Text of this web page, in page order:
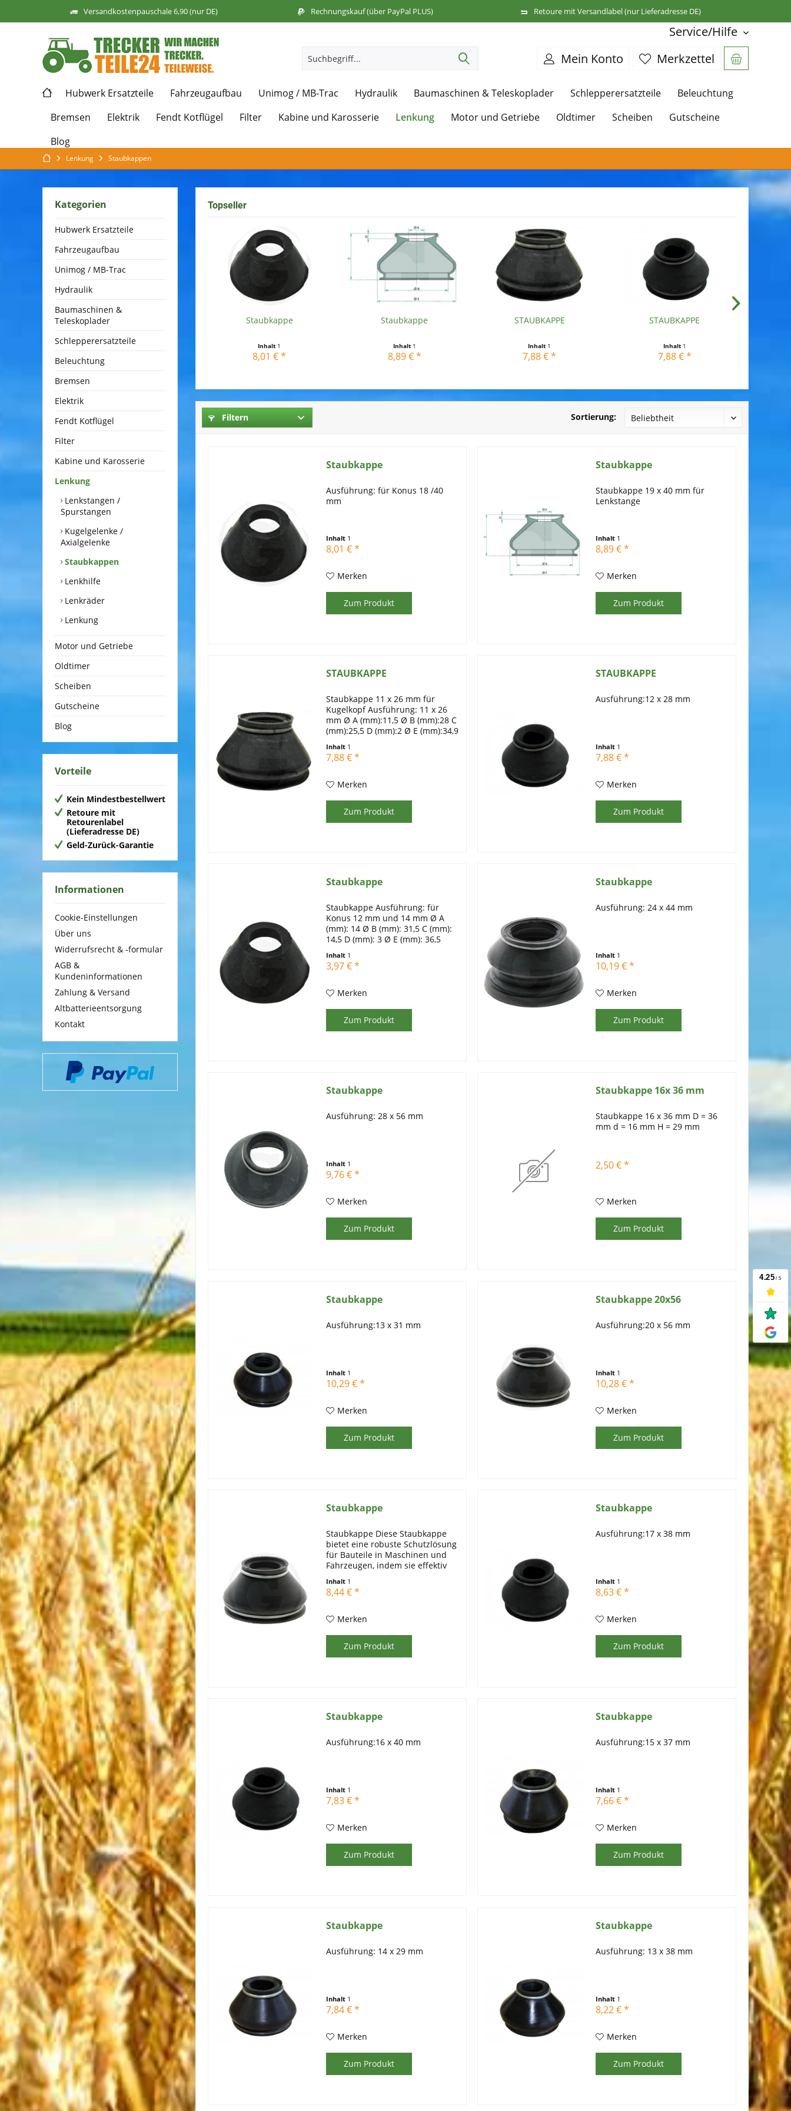
Versandkostenpauschale 6,90 (nur DE) Rechnungskauf (über PayPal PLUS) Retoure mit Versandlabel (nur Lieferadresse DE)
Service/Hilfe
Merkzettel
Mein Konto
Hubwerk Ersatzteile Fahrzeugaufbau Unimog / MB-Trac Hydraulik Baumaschinen & Teleskoplader Schlepperersatzteile
Beleuchtung
Bremsen
Elektrik Fendt Kotflügel Filter Kabine und Karosserie Lenkung Motor und Getriebe Oldtimer Scheiben
Gutscheine
Blog
Lenkung Staubkappen
Kategorien
Hubwerk Ersatzteile
Fahrzeugaufbau
Unimog / MB-Trac
Hydraulik
Baumaschinen &
Teleskoplader
Schlepperersatzteile
Beleuchtung
Bremsen
Elektrik
Fendt Kotflügel
Filter
Kabine und Karosserie
Lenkung
Lenkstangen /
Spurstangen
Kugelgelenke /
Axialgelenke
Staubkappen
Lenkhilfe
Lenkräder
Lenkung
Motor und Getriebe
Oldtimer
Scheiben
Gutscheine
Blog
Vorteile
Kein Mindestbestellwert
Retoure mit
Retourenlabel
(Lieferadresse DE)
Geld-Zurück-Garantie
Informationen
Cookie-Einstellungen
Über uns
Widerrufsrecht & -formular
AGB &
Kundeninformationen
Zahlung & Versand
Altbatterieentsorgung
Kontakt
Topseller
Staubkappe
Inhalt 1
8,01 € *
Staubkappe
Inhalt 1
8,89 € *
STAUBKAPPE
Inhalt 1
7,88 € *
STAUBKAPPE
Inhalt 1
7,88 € *
Filtern Sortierung:
Staubkappe
Ausführung: für Konus 18 /40
mm
Inhalt 1
8,01 € *
Merken
Zum Produkt
Staubkappe
Staubkappe 19 x 40 mm für
Lenkstange
Inhalt 1
8,89 € *
Merken
Zum Produkt
STAUBKAPPE
Staubkappe 11 x 26 mm für
Kugelkopf Ausführung: 11 x 26
mm Ø A (mm):11,5 Ø B (mm):28 C
(mm):25,5 D (mm):2 Ø E (mm):34,9
Inhalt 1
7,88 € *
Merken
Zum Produkt
STAUBKAPPE
Ausführung:12 x 28 mm
Inhalt 1
7,88 € *
Merken
Zum Produkt
Staubkappe
Staubkappe Ausführung: für
Konus 12 mm und 14 mm Ø A
(mm): 14 Ø B (mm): 31,5 C (mm):
14,5 D (mm): 3 Ø E (mm): 36,5
12 und 14 Beschreibung: für
Konus-Ø 12 mm und 14 mm
Inhalt 1
3,97 € *
Merken
Zum Produkt
Staubkappe
Ausführung: 24 x 44 mm
Inhalt 1
10,19 € *
Merken
Zum Produkt
Staubkappe
Ausführung: 28 x 56 mm
Inhalt 1
9,76 € *
Merken
Zum Produkt
Staubkappe 16x 36 mm
Staubkappe 16 x 36 mm D = 36
mm d = 16 mm H = 29 mm
2,50 € *
Merken
Zum Produkt
Staubkappe
Ausführung:13 x 31 mm
Inhalt 1
10,29 € *
Merken
Zum Produkt
Staubkappe 20x56
Ausführung:20 x 56 mm
Inhalt 1
10,28 € *
Merken
Zum Produkt
Staubkappe
Staubkappe Diese Staubkappe
bietet eine robuste Schutzlösung
für Bauteile in Maschinen und
Fahrzeugen, indem sie effektiv
Schmutz und anderen Partikeln
verhindert. Sie ist aus
Inhalt 1
8,44 € *
Merken
Zum Produkt
Staubkappe
Ausführung:17 x 38 mm
Inhalt 1
8,63 € *
Merken
Zum Produkt
Staubkappe
Ausführung:16 x 40 mm
Inhalt 1
7,83 € *
Merken
Zum Produkt
Staubkappe
Ausführung:15 x 37 mm
Inhalt 1
7,66 € *
Merken
Zum Produkt
Staubkappe
Ausführung: 14 x 29 mm
Inhalt 1
7,84 € *
Merken
Zum Produkt
Staubkappe
Ausführung: 13 x 38 mm
Inhalt 1
8,22 € *
Merken
Zum Produkt